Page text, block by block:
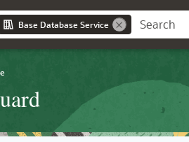
Base Database Service